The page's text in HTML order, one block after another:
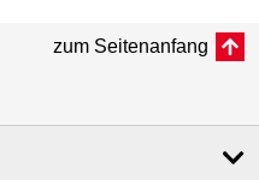
zum Seitenanfang